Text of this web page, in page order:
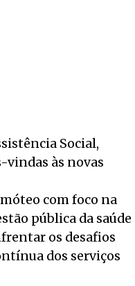
Social,
vindas às novas
com foco na
pública da saúde
os desafios
dos serviços